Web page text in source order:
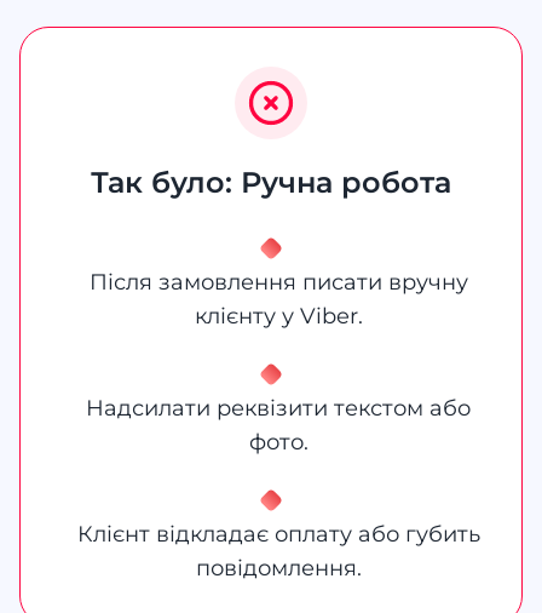
Так було: Ручна робота
Після замовлення писати вручну
клієнту у Viber.
Надсилати реквізити текстом або
фото.
Клієнт відкладає оплату або губить
повідомлення.